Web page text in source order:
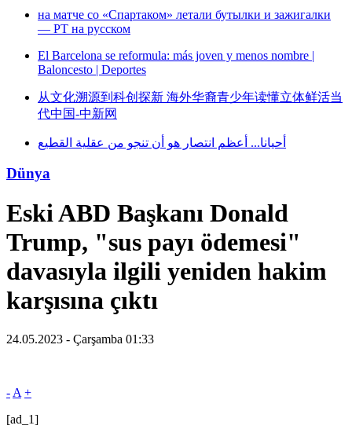
活当
Dünya
Eski ABD Başkanı Donald
Trump, "sus payı ödemesi"
davasıyla ilgili yeniden hakim
karşısına çıktı
24.05.2023 - Çarşamba 01:33
- A +
[ad_1]